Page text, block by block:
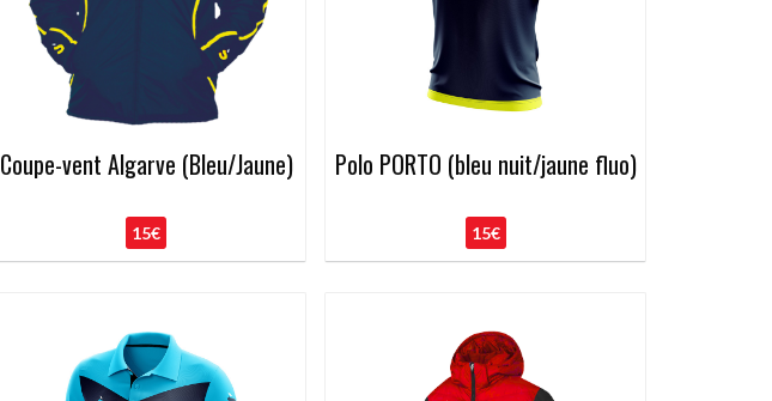
Coupe-vent Algarve (Bleu/Jaune)
15€
Polo PORTO (bleu nuit/jaune fluo)
15€